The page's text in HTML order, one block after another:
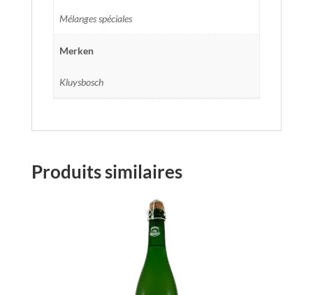
Mélanges spéciales
Merken
Kluysbosch
Produits similaires